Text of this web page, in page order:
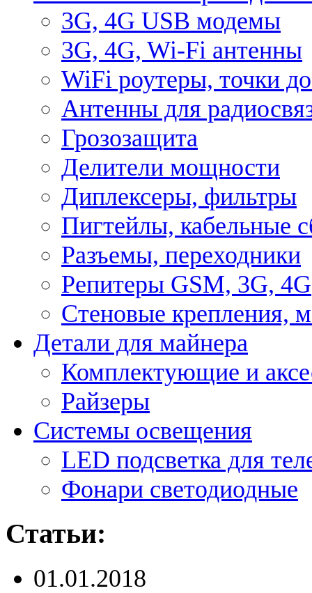
3G, 4G USB модемы
3G, 4G, Wi-Fi антенны
WiFi роутеры, точки
Антенны для
Грозозащита
Делители мощности
Диплексеры, фильтры
Пигтейлы, кабельные
Разъемы, переходники
Репитеры GSM, 3G, 4G
Стеновые крепления,
Детали для майнера
Комплектующие и
Райзеры
Системы освещения
LED подсветка для
Фонари светодиодные
Статьи:
01.01.2018